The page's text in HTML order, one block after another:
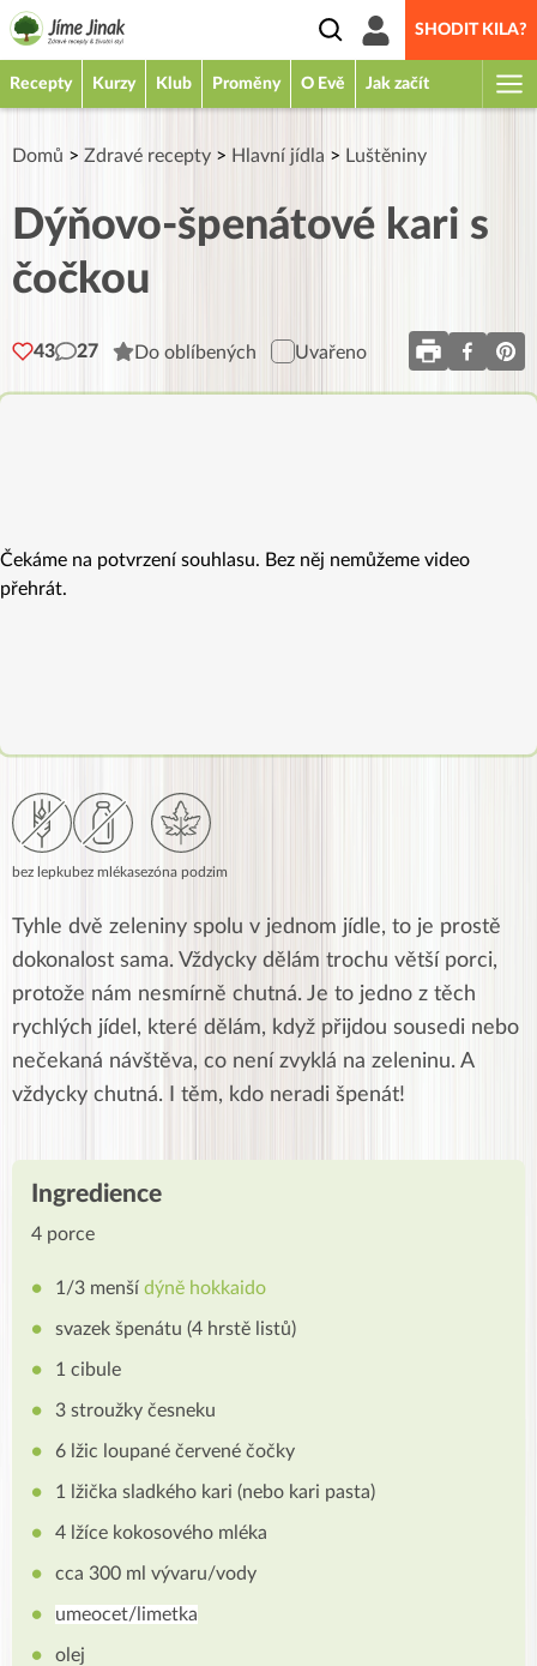
SHODIT KILA?
Recepty Kurzy Klub Proměny O Evě Jak začít
Domů > Zdravé recepty > Hlavní jídla > Luštěniny
Dýňovo-špenátové kari s
čočkou
43 27 Do oblíbených Uvařeno
Čekáme na potvrzení souhlasu. Bez něj nemůžeme video
přehrát.
bez lepkubez mlékasezóna podzim
Tyhle dvě zeleniny spolu v jednom jídle, to je prostě
dokonalost sama. Vždycky dělám trochu větší porci,
protože nám nesmírně chutná. Je to jedno z těch
rychlých jídel, které dělám, když přijdou sousedi nebo
nečekaná návštěva, co není zvyklá na zeleninu. A
vždycky chutná. I těm, kdo neradi špenát!
Ingredience
4 porce
1/3 menší dýně hokkaido
svazek špenátu (4 hrstě listů)
1 cibule
3 stroužky česneku
6 lžic loupané červené čočky
1 lžička sladkého kari (nebo kari pasta)
4 lžíce kokosového mléka
cca 300 ml vývaru/vody
umeocet/limetka
olej